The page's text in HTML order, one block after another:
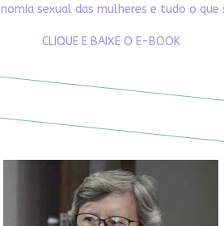
sexual das mulheres e tudo o
CLIQUE E BAIXE O E-BOOK